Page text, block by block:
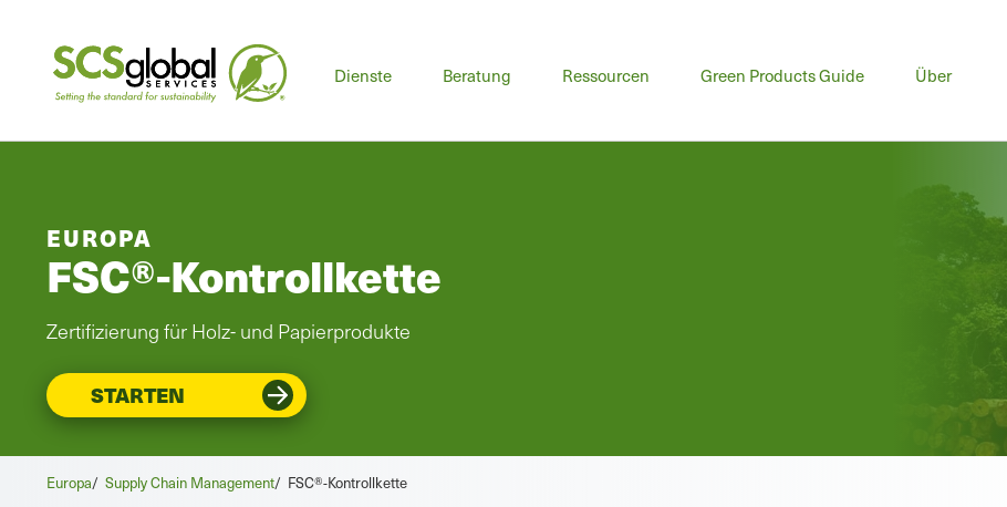
Dienste Beratung Ressourcen Green Products Guide Über
EUROPA
FSC®-Kontrollkette
Zertifizierung für Holz- und Papierprodukte
STARTEN
Europa/ Supply Chain Management/ FSC®-Kontrollkette